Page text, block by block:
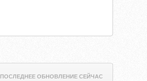
ПОСЛЕДНЕЕ ОБНОВЛЕНИЕ СЕЙЧАС